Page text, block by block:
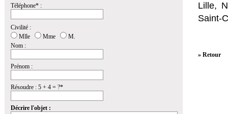
Téléphone* :
Civilité :
Mlle
Mme
M.
Nom :
Prénom :
Résoudre : 5 + 4 = ?*
Décrire l'objet :
Lille,
Saint-
» Retour